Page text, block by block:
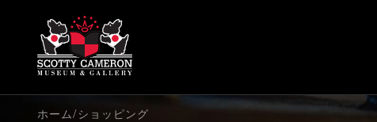
ホーム/ショッピング